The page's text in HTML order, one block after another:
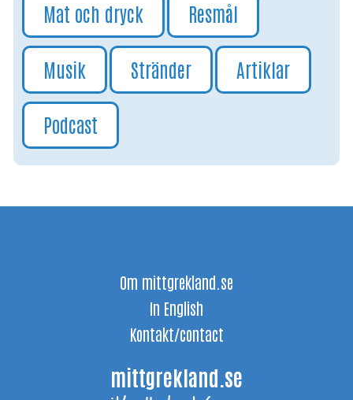
Mat och dryck Resmål
Musik Stränder Artiklar
Podcast
Om mittgrekland.se
In English
Kontakt/contact
mittgrekland.se